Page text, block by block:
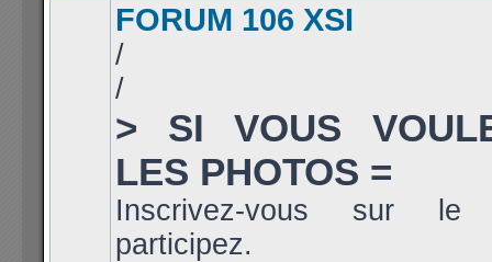
FORUM 106 XSI
/
/
> SI VOUS
LES PHOTOS =
Inscrivez-vous sur
participez.